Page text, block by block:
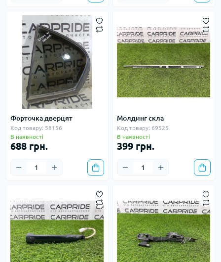
Форточка дверцят
Код товару: 58156
В наявності
688 грн.
Молдинг скла
Код товару: 69525
В наявності
399 грн.